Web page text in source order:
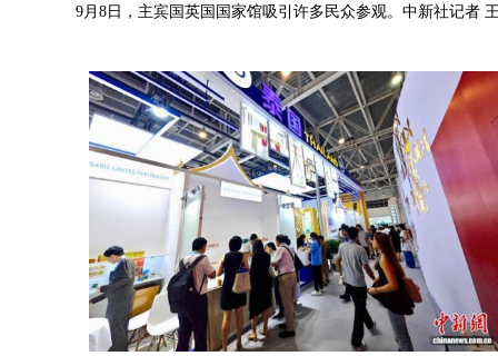
9月8日，主宾国英国国家馆吸引许多民众参观。中新社记者